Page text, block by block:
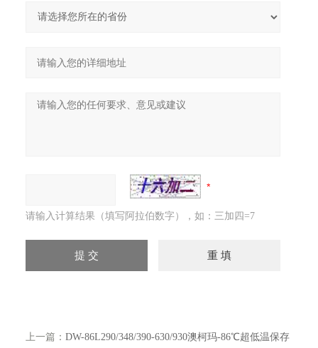
请输入计算结果（填写阿拉伯数字），如：三加四=7
上一篇： DW-86L290/348/390-630/930澳柯玛-86℃超低温保存